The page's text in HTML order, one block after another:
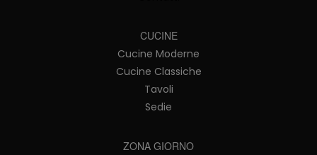
CUCINE
Cucine Moderne
Cucine Classiche
Tavoli
Sedie
ZONA GIORNO